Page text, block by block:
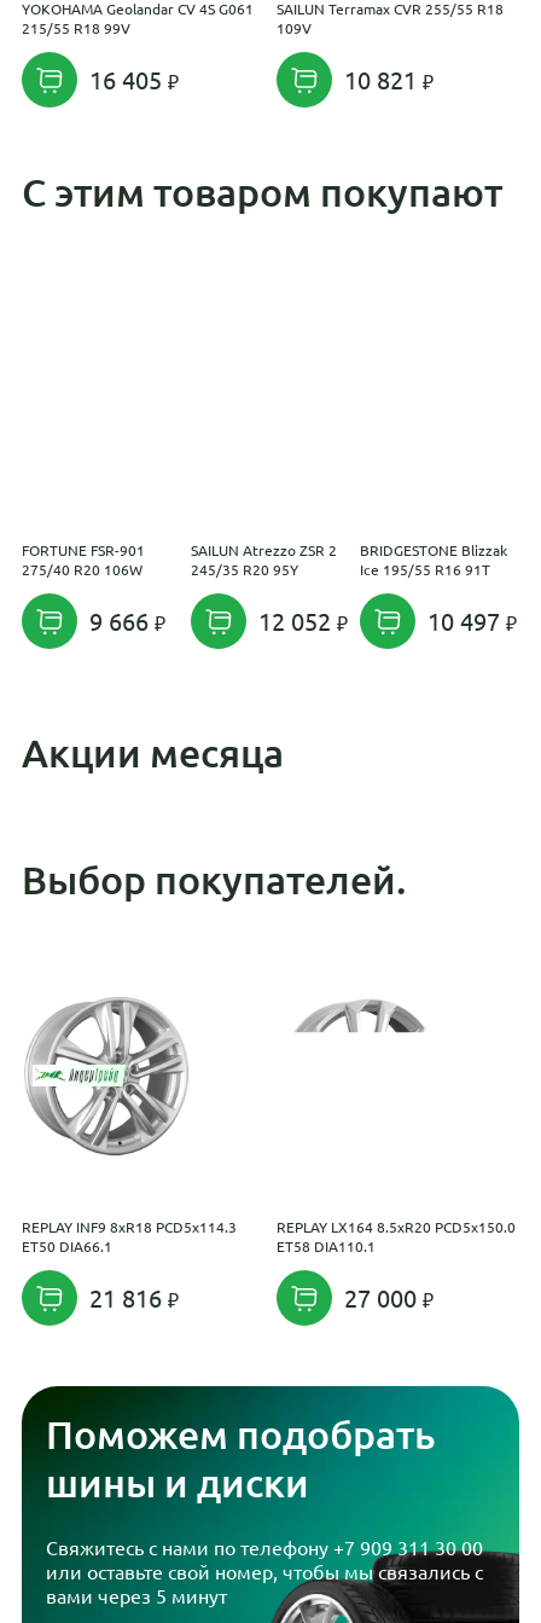
YOKOHAMA Geolandar CV 4S G061
215/55 R18 99V
16 405
SAILUN Terramax CVR 255/55 R18
109V
10 821
С этим товаром покупают
FORTUNE FSR-901
275/40 R20 106W
9 666
SAILUN Atrezzo ZSR 2
245/35 R20 95Y
12 052
BRIDGESTONE Blizzak
Ice 195/55 R16 91T
10 497
Акции месяца
Выбор покупателей.
REPLAY INF9 8xR18 PCD5x114.3
ET50 DIA66.1
21 816
REPLAY LX164 8.5xR20 PCD5x150.0
ET58 DIA110.1
27 000
Поможем подобрать
шины и диски
Свяжитесь с нами по телефону +7 909 311 30 00
или оставьте свой номер, чтобы мы связались с
вами через 5 минут